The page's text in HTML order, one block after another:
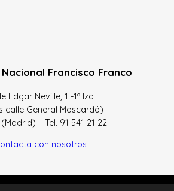
Francisco Franco
Edgar Neville, 1 -1º Izq
calle General Moscardó)
– Tel. 91 541 21 22
con nosotros